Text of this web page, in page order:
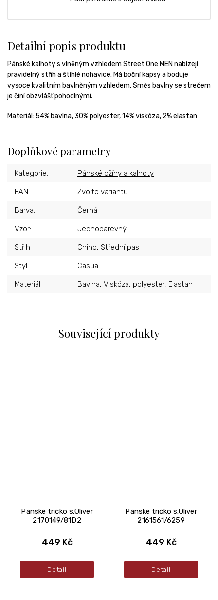
Související produkty
Pánské tričko s.Oliver
2170149/81D2
449 Kč
Detail
Pánské tričko s.Oliver
2161561/6259
449 Kč
Detail
Detailní popis produktu
Pánské kalhoty s vlněným vzhledem Street One MEN nabízejí
pravidelný střih a štíhlé nohavice. Má boční kapsy a boduje
vysoce kvalitním bavlněným vzhledem. Směs bavlny se strečem
je činí obzvlášť pohodlnými.
Materiál: 54% bavlna, 30% polyester, 14% viskóza, 2% elastan
Doplňkové parametry
Kategorie: Pánské džíny a kalhoty
EAN: Zvolte variantu
Barva: Černá
Vzor: Jednobarevný
Střih: Chino, Střední pas
Styl: Casual
Materiál: Bavlna, Viskóza, polyester, Elastan